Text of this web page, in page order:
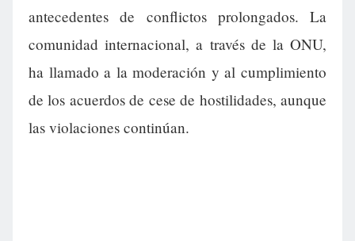
antecedentes de conflictos prolongados. La
comunidad internacional, a través de la ONU,
ha llamado a la moderación y al cumplimiento
de los acuerdos de cese de hostilidades, aunque
las violaciones continúan.